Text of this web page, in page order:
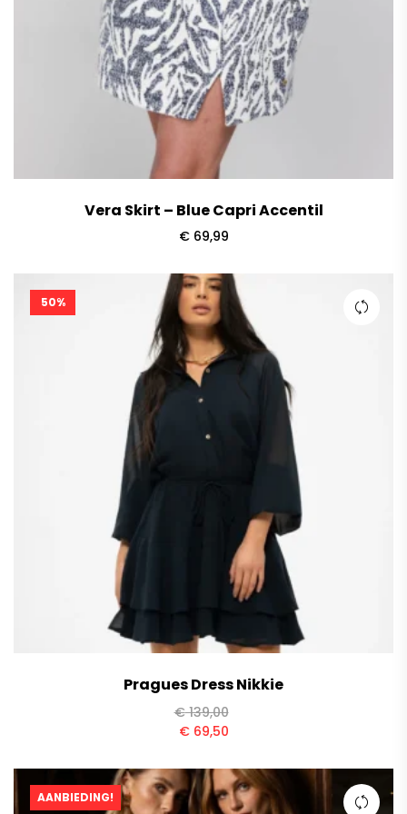
Vera Skirt – Blue Capri Accentil
€69,99
50%
Pragues Dress Nikkie
€139,00
€69,50
AANBIEDING!